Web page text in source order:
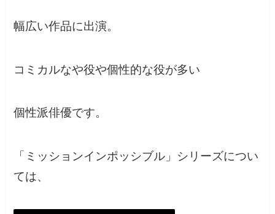
幅広い作品に出演。
コミカルなや役や個性的な役が多い
個性派俳優です。
「ミッションインポッシブル」シリーズについ
ては、